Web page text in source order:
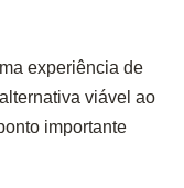
experiência de
viável ao
importante